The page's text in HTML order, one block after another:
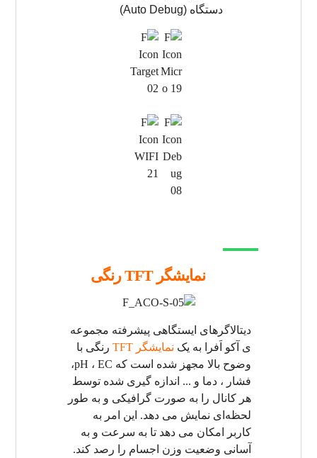
دستگاه(Auto Debug)
نمایشگر TFT رنگی
دیتالاگرهای ایستگاهی پیشرفته مجموعه
ی آکو اَفرا به یک نمایشگر TFT
رنگی با
وضوح بالا مجهز شده است که pH ، EC،
فشار ، دما و ... اندازه گیری شده توسط
هر کانال را به صورت گرافیکی و به طور
لحظه‌ای نمایش می دهد. این امر به
کاربر امکان می دهد تا به سرعت و به
آسانی وضعیت وزن اجسام را رصد کند.